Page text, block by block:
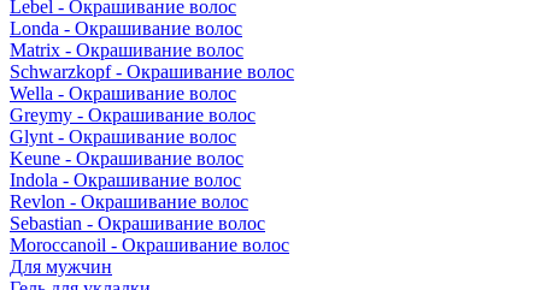
Lebel - Окрашивание волос
Londa - Окрашивание волос
Matrix - Окрашивание волос
Schwarzkopf - Окрашивание волос
Wella - Окрашивание волос
Greymy - Окрашивание волос
Glynt - Окрашивание волос
Keune - Окрашивание волос
Indola - Окрашивание волос
Revlon - Окрашивание волос
Sebastian - Окрашивание волос
Moroccanoil - Окрашивание волос
Для мужчин